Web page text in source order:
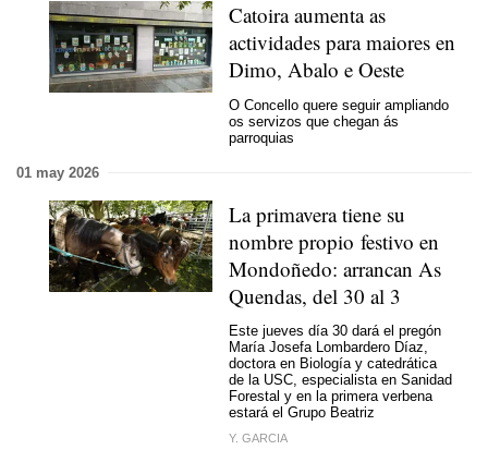
Catoira aumenta as
actividades para maiores en
Dimo, Abalo e Oeste
O Concello quere seguir ampliando
os servizos que chegan ás
parroquias
01 may 2026
La primavera tiene su
nombre propio festivo en
Mondoñedo: arrancan As
Quendas, del 30 al 3
Este jueves día 30 dará el pregón
María Josefa Lombardero Díaz,
doctora en Biología y catedrática
de la USC, especialista en Sanidad
Forestal y en la primera verbena
estará el Grupo Beatriz
Y. GARCIA